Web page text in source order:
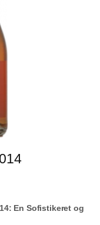
En Sofistikeret og